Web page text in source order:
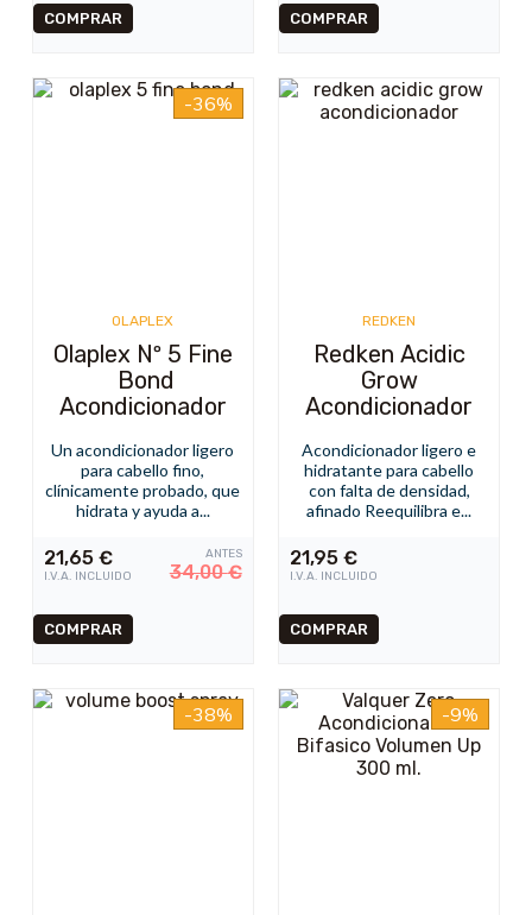
-36%
OLAPLEX
Olaplex Nº 5 Fine
Bond
Acondicionador
Un acondicionador ligero
para cabello fino,
clínicamente probado, que
hidrata y ayuda a...
21,65€
I.V.A. INCLUIDO
ANTES
34,00€
REDKEN
Redken Acidic
Grow
Acondicionador
Acondicionador ligero e
hidratante para cabello
con falta de densidad,
afinado Reequilibra e...
21,95€
I.V.A. INCLUIDO
-38% -9%